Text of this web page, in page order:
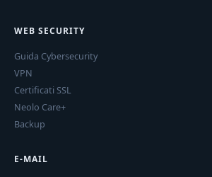
WEB SECURITY
Guida Cybersecurity
VPN
Certificati SSL
Neolo Care+
Backup
E-MAIL